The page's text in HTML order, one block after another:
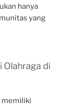
hanya
yang
Olahraga di
memiliki